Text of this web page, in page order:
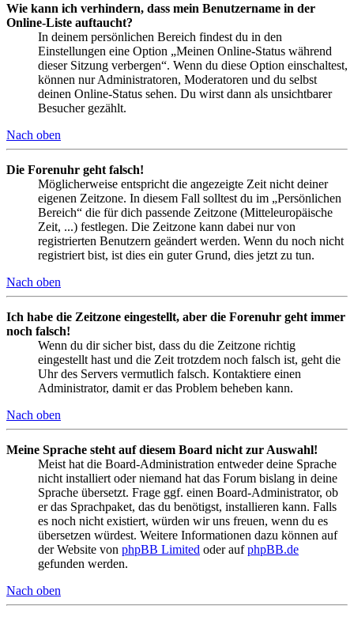
Wie kann ich verhindern, dass mein Benutzername in der
Online-Liste auftaucht?
In deinem persönlichen Bereich findest du in den
Einstellungen eine Option „Meinen Online-Status während
dieser Sitzung verbergen“. Wenn du diese Option einschaltest,
können nur Administratoren, Moderatoren und du selbst
deinen Online-Status sehen. Du wirst dann als unsichtbarer
Besucher gezählt.
Nach oben
Die Forenuhr geht falsch!
Möglicherweise entspricht die angezeigte Zeit nicht deiner
eigenen Zeitzone. In diesem Fall solltest du im „Persönlichen
Bereich“ die für dich passende Zeitzone (Mitteleuropäische
Zeit, ...) festlegen. Die Zeitzone kann dabei nur von
registrierten Benutzern geändert werden. Wenn du noch nicht
registriert bist, ist dies ein guter Grund, dies jetzt zu tun.
Nach oben
Ich habe die Zeitzone eingestellt, aber die Forenuhr geht immer
noch falsch!
Wenn du dir sicher bist, dass du die Zeitzone richtig
eingestellt hast und die Zeit trotzdem noch falsch ist, geht die
Uhr des Servers vermutlich falsch. Kontaktiere einen
Administrator, damit er das Problem beheben kann.
Nach oben
Meine Sprache steht auf diesem Board nicht zur Auswahl!
Meist hat die Board-Administration entweder deine Sprache
nicht installiert oder niemand hat das Forum bislang in deine
Sprache übersetzt. Frage ggf. einen Board-Administrator, ob
er das Sprachpaket, das du benötigst, installieren kann. Falls
es noch nicht existiert, würden wir uns freuen, wenn du es
übersetzen würdest. Weitere Informationen dazu können auf
der Website von phpBB Limited oder aufphpBB.de
gefunden werden.
Nach oben